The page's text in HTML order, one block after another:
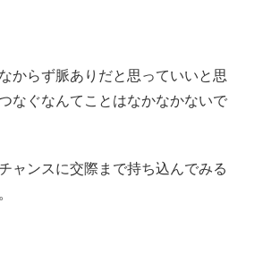
からず脈ありだと思っていいと思
なぐなんてことはなかなかないで
ャンスに交際まで持ち込んでみる